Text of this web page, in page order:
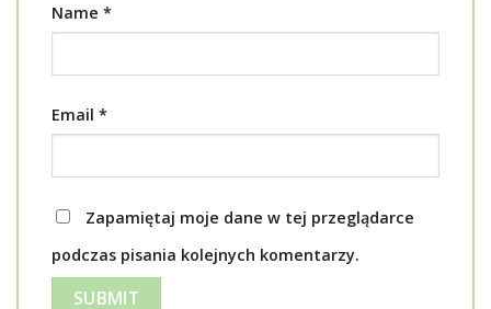
Name *
Email *
Zapamiętaj moje dane w tej przeglądarce
podczas pisania kolejnych komentarzy.